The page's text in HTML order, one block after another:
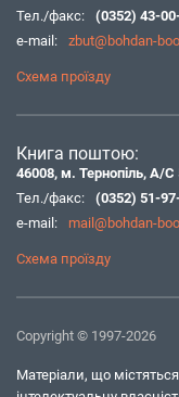
Тел./факс:
(0352) 43-
e-mail:
zbut@bohdan-
Схема проїзду
Книга поштою:
46008, м. Тернопіль, А/С
Тел./факс:
(0352) 51-
e-mail:
mail@bohdan-
Схема проїзду
Copyright © 1997-2026
Матеріали, що